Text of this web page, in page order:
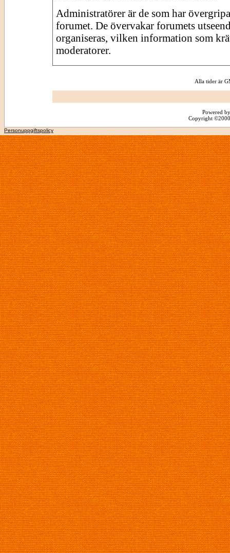
Administratörer är de som har
forumet. De övervakar forumets
organiseras, vilken information som
moderatorer.
Alla tider är
Powered
Copyright
Personuppgiftspolicy